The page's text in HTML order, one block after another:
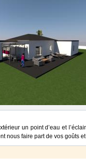
un point d’eau et
nous faire part de vos goûts